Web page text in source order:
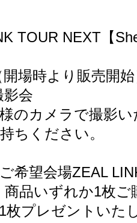
TOUR NEXT【
場時より販売開
影会
のカメラで撮影い
ちください。
希望会場ZEAL
商品いずれか1枚
枚プレゼントいた